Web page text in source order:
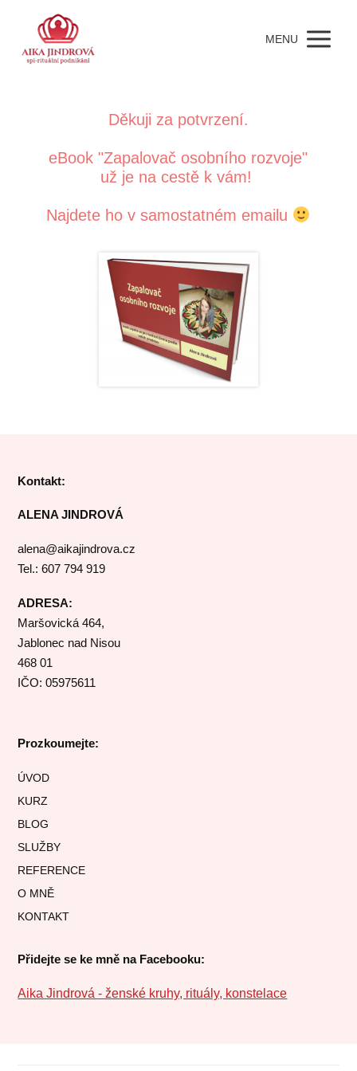
MENU
Děkuji za potvrzení.
eBook "Zapalovač osobního rozvoje"
už je na cestě k vám!
Najdete ho v samostatném emailu
Kontakt:
ALENA JINDROVÁ
alena@aikajindrova.cz
Tel.: 607 794 919
ADRESA:
Maršovická 464,
Jablonec nad Nisou
468 01
IČO: 05975611
Prozkoumejte:
ÚVOD
KURZ
BLOG
SLUŽBY
REFERENCE
O MNĚ
KONTAKT
Přidejte se ke mně na Facebooku:
Aika Jindrová - ženské kruhy, rituály, konstelace